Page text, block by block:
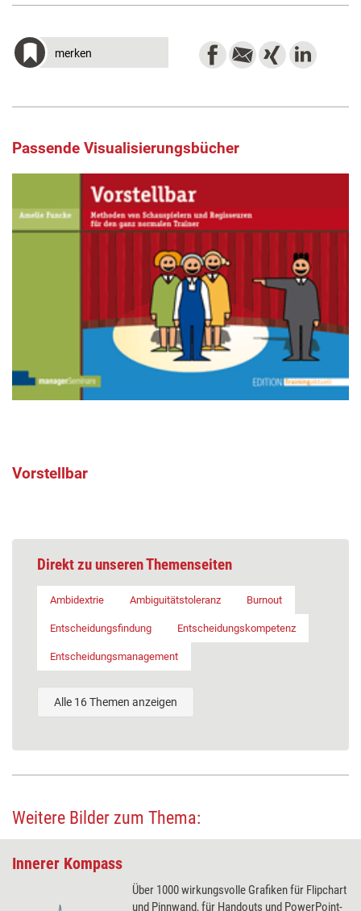
merken
Passende Visualisierungsbücher
Vorstellbar
Direkt zu unseren Themenseiten
Ambidextrie Ambiguitätstoleranz Burnout
Entscheidungsfindung Entscheidungskompetenz
Entscheidungsmanagement
Alle 16 Themen anzeigen
Weitere Bilder zum Thema:
Innerer Kompass
Über 1000 wirkungsvolle Grafiken für Flipchart
und Pinnwand, für Handouts und PowerPoint-